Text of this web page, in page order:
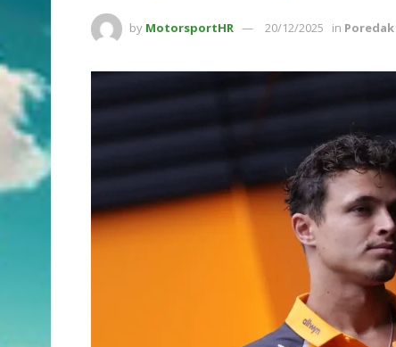
by MotorsportHR 20/12/2025 in